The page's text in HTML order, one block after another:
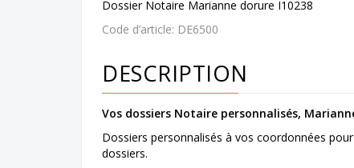
Dossier Notaire Marianne dorure I10238
Code d’article: DE6500
DESCRIPTION
Vos dossiers Notaire personnalisés,
Dossiers personnalisés à vos coordonnées
dossiers.